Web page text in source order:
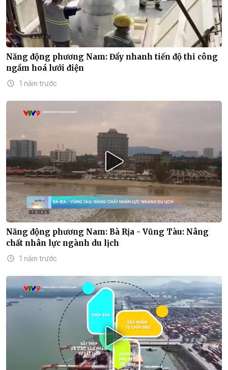
Năng động phương Nam: Đẩy nhanh tiến độ thi công
ngầm hoá lưới điện
1 năm trước
Năng động phương Nam: Bà Rịa - Vũng Tàu: Nâng
chất nhân lực ngành du lịch
1 năm trước